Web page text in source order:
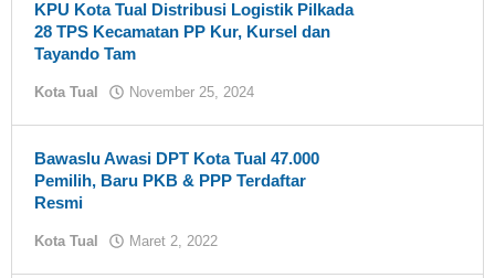
KPU Kota Tual Distribusi Logistik Pilkada
28 TPS Kecamatan PP Kur, Kursel dan
Tayando Tam
Kota Tual November 25, 2024
Bawaslu Awasi DPT Kota Tual 47.000
Pemilih, Baru PKB & PPP Terdaftar
Resmi
Kota Tual Maret 2, 2022